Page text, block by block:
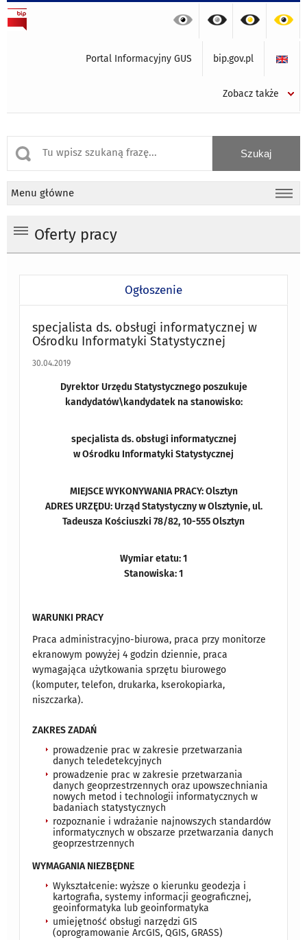
Portal Informacyjny GUS bip.gov.pl
Zobacz także
Menu główne
Oferty pracy
Ogłoszenie
specjalista ds. obsługi informatycznej w
Ośrodku Informatyki Statystycznej
30.04.2019
Dyrektor Urzędu Statystycznego poszukuje
kandydatów\kandydatek na stanowisko:
specjalista ds. obsługi informatycznej
w Ośrodku Informatyki Statystycznej
MIEJSCE WYKONYWANIA PRACY: Olsztyn
ADRES URZĘDU: Urząd Statystyczny w Olsztynie, ul.
Tadeusza Kościuszki 78/82, 10-555 Olsztyn
Wymiar etatu: 1
Stanowiska: 1
WARUNKI PRACY
Praca administracyjno-biurowa, praca przy monitorze
ekranowym powyżej 4 godzin dziennie, praca
wymagająca użytkowania sprzętu biurowego
(komputer, telefon, drukarka, kserokopiarka,
niszczarka).
ZAKRES ZADAŃ
prowadzenie prac w zakresie przetwarzania
danych teledetekcyjnych
prowadzenie prac w zakresie przetwarzania
danych geoprzestrzennych oraz upowszechniania
nowych metod i technologii informatycznych w
badaniach statystycznych
rozpoznanie i wdrażanie najnowszych standardów
informatycznych w obszarze przetwarzania danych
geoprzestrzennych
WYMAGANIA NIEZBĘDNE
Wykształcenie: wyższe o kierunku geodezja i
kartografia, systemy informacji geograficznej,
geoinformatyka lub geoinformatyka
umiejętność obsługi narzędzi GIS
(oprogramowanie ArcGIS, QGIS, GRASS)